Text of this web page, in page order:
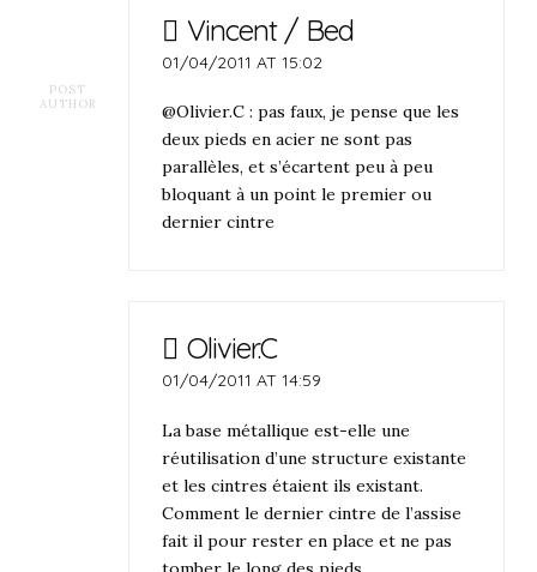
POST
AUTHOR
Vincent / Bed
01/04/2011 AT 15:02
@Olivier.C : pas faux, je pense que les
deux pieds en acier ne sont pas
parallèles, et s’écartent peu à peu
bloquant à un point le premier ou
dernier cintre
Olivier.C
01/04/2011 AT 14:59
La base métallique est-elle une
réutilisation d’une structure existante
et les cintres étaient ils existant.
Comment le dernier cintre de l’assise
fait il pour rester en place et ne pas